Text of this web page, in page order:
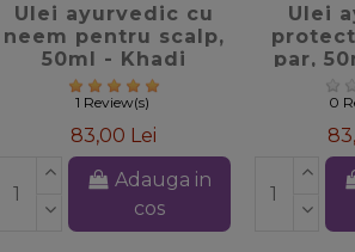
Ulei ayurvedic cu
neem pentru scalp,
50ml - Khadi
1 Review(s)
83,00 Lei
Adauga in
cos
Ulei
par,
0